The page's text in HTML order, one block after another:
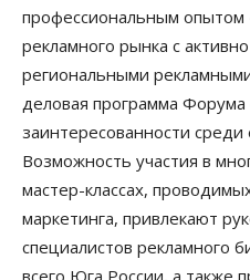
профессиональным опытом
рекламного рынка с
региональными
деловая программа Форума
заинтересованности среди
Возможность участия в
мастер-классах,
маркетинга, привлекают
специалистов рекламного
всего Юга России, а также